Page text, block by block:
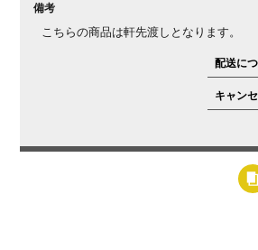
備考
こちらの商品は軒先渡しとなります。
配送に
キャン